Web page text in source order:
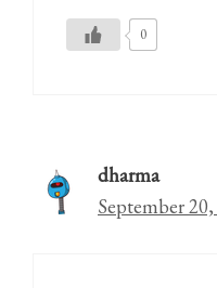
0
dharma
September